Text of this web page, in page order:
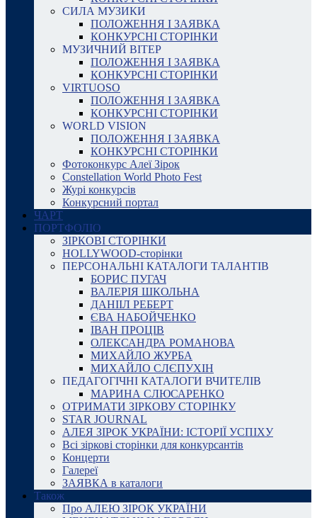
СИЛА МУЗИКИ
ПОЛОЖЕННЯ І ЗАЯВКА
КОНКУРСНІ СТОРІНКИ
МУЗИЧНИЙ ВІТЕР
ПОЛОЖЕННЯ І ЗАЯВКА
КОНКУРСНІ СТОРІНКИ
VIRTUOSO
ПОЛОЖЕННЯ І ЗАЯВКА
КОНКУРСНІ СТОРІНКИ
WORLD VISION
ПОЛОЖЕННЯ І ЗАЯВКА
КОНКУРСНІ СТОРІНКИ
Фотоконкурс Алеї Зірок
Constellation World Photo Fest
Журі конкурсів
Конкурсний портал
ЧАРТ
ПОРТФОЛІО
ЗІРКОВІ СТОРІНКИ
HOLLYWOOD-сторінки
ПЕРСОНАЛЬНІ КАТАЛОГИ ТАЛАНТІВ
БОРИС ПУГАЧ
ВАЛЕРІЯ ШКОЛЬНА
ДАНІІЛ РЕБЕРТ
ЄВА НАБОЙЧЕНКО
ІВАН ПРОЦІВ
ОЛЕКСАНДРА РОМАНОВА
МИХАЙЛО ЖУРБА
МИХАЙЛО СЛЄПУХІН
ПЕДАГОГІЧНІ КАТАЛОГИ ВЧИТЕЛІВ
МАРИНА СЛЮСАРЕНКО
ОТРИМАТИ ЗІРКОВУ СТОРІНКУ
STAR JOURNAL
АЛЕЯ ЗІРОК УКРАЇНИ: ІСТОРІЇ УСПІХУ
Всі зіркові сторінки для конкурсантів
Концерти
Галереї
ЗАЯВКА в каталоги
Також
Про АЛЕЮ ЗІРОК УКРАЇНИ